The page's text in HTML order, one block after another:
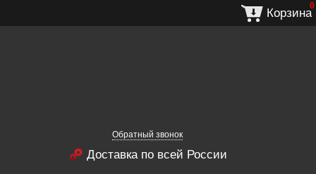
Обратный звонок
Доставка по всей России
Корзина
0